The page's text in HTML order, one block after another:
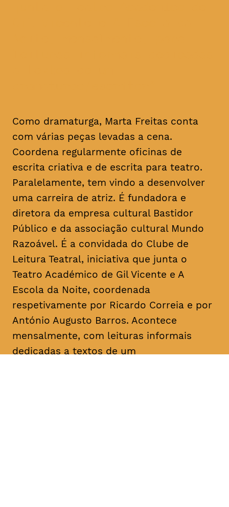
Como dramaturga, Marta Freitas conta
com várias peças levadas a cena.
Coordena regularmente oficinas de
escrita criativa e de escrita para teatro.
Paralelamente, tem vindo a desenvolver
uma carreira de atriz. É fundadora e
diretora da empresa cultural Bastidor
Público e da associação cultural Mundo
Razoável. É a convidada do Clube de
Leitura Teatral, iniciativa que junta o
Teatro Académico de Gil Vicente e A
Escola da Noite, coordenada
respetivamente por Ricardo Correia e por
António Augusto Barros. Acontece
mensalmente, com leituras informais
dedicadas a textos de um